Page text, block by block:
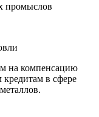
промыслов
на компенсацию
в сфере